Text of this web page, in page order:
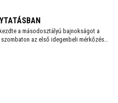
a másodosztályú bajnokságot a
az első idegenbeli mérkőzés
I-es Kazincbarcika otthonában.